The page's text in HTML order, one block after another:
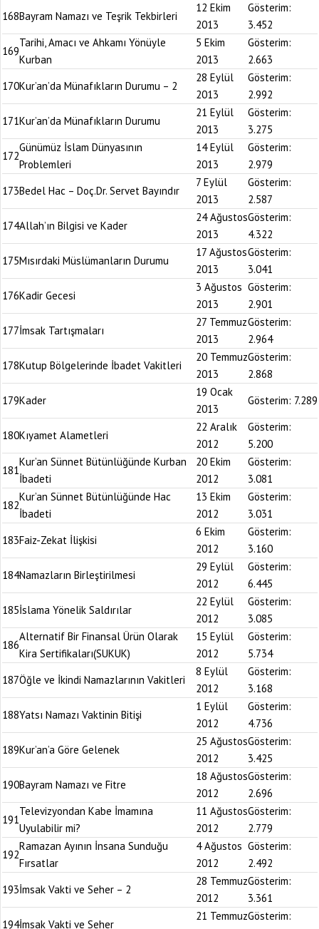
168Bayram Namazı ve Teşrik Tekbirleri
12 Ekim
2013
Gösterim:
3.452
169
Tarihi, Amacı ve Ahkamı Yönüyle
Kurban
5 Ekim
2013
Gösterim:
2.663
170Kur’an’da Münafıkların Durumu – 2
28 Eylül
2013
Gösterim:
2.992
171Kur’an’da Münafıkların Durumu
21 Eylül
2013
Gösterim:
3.275
172
Günümüz İslam Dünyasının
Problemleri
14 Eylül
2013
Gösterim:
2.979
173Bedel Hac – Doç.Dr. Servet Bayındır
7 Eylül
2013
Gösterim:
2.587
174Allah’ın Bilgisi ve Kader
24 Ağustos
2013
Gösterim:
4.322
175Mısırdaki Müslümanların Durumu
17 Ağustos
2013
Gösterim:
3.041
176Kadir Gecesi
3 Ağustos
2013
Gösterim:
2.901
177İmsak Tartışmaları
27 Temmuz
2013
Gösterim:
2.964
178Kutup Bölgelerinde İbadet Vakitleri
20 Temmuz
2013
Gösterim:
2.868
179Kader
19 Ocak
2013
Gösterim: 7.289
180Kıyamet Alametleri
22 Aralık
2012
Gösterim:
5.200
181
Kur’an Sünnet Bütünlüğünde Kurban
İbadeti
20 Ekim
2012
Gösterim:
3.081
182
Kur’an Sünnet Bütünlüğünde Hac
İbadeti
13 Ekim
2012
Gösterim:
3.031
183Faiz-Zekat İlişkisi
6 Ekim
2012
Gösterim:
3.160
184Namazların Birleştirilmesi
29 Eylül
2012
Gösterim:
6.445
185İslama Yönelik Saldırılar
22 Eylül
2012
Gösterim:
3.085
186
Alternatif Bir Finansal Ürün Olarak
Kira Sertifikaları(SUKUK)
15 Eylül
2012
Gösterim:
5.734
187Öğle ve İkindi Namazlarının Vakitleri
8 Eylül
2012
Gösterim:
3.168
188Yatsı Namazı Vaktinin Bitişi
1 Eylül
2012
Gösterim:
4.736
189Kur’an’a Göre Gelenek
25 Ağustos
2012
Gösterim:
3.425
190Bayram Namazı ve Fitre
18 Ağustos
2012
Gösterim:
2.696
191
Televizyondan Kabe İmamına
Uyulabilir mi?
11 Ağustos
2012
Gösterim:
2.779
192
Ramazan Ayının İnsana Sunduğu
Fırsatlar
4 Ağustos
2012
Gösterim:
2.492
193İmsak Vakti ve Seher – 2
28 Temmuz
2012
Gösterim:
3.361
194İmsak Vakti ve Seher
21 TemmuzGösterim: